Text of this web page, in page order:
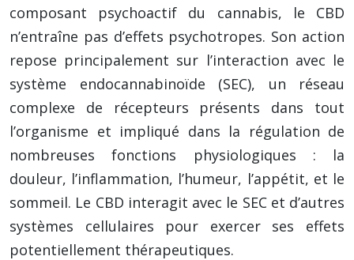
composant psychoactif du cannabis, le CBD
n’entraîne pas d’effets psychotropes. Son action
repose principalement sur l’interaction avec le
système endocannabinoïde (SEC), un réseau
complexe de récepteurs présents dans tout
l’organisme et impliqué dans la régulation de
nombreuses fonctions physiologiques : la
douleur, l’inflammation, l’humeur, l’appétit, et le
sommeil. Le CBD interagit avec le SEC et d’autres
systèmes cellulaires pour exercer ses effets
potentiellement thérapeutiques.